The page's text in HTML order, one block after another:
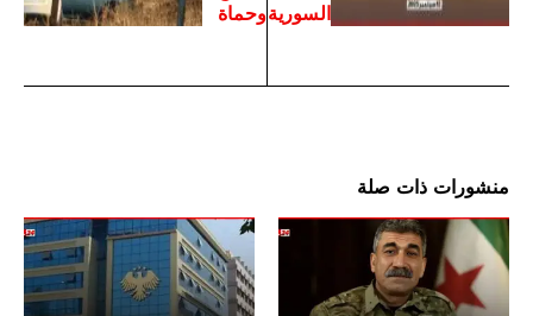
السوريةوحماة
منشورات ذات صلة